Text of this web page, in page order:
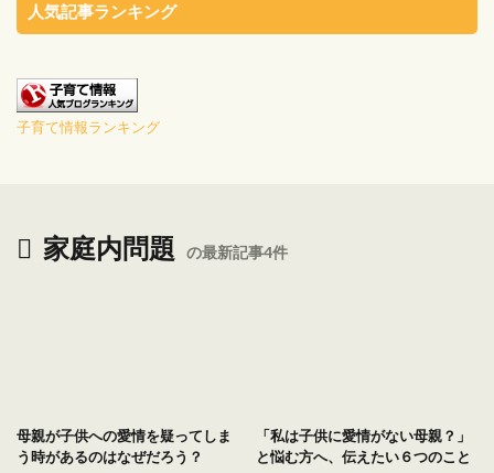
人気記事ランキング
子育て情報ランキング
家庭内問題 の最新記事4件
母親が子供への愛情を疑ってしま
う時があるのはなぜだろう？
「私は子供に愛情がない母親？」
と悩む方へ、伝えたい６つのこと